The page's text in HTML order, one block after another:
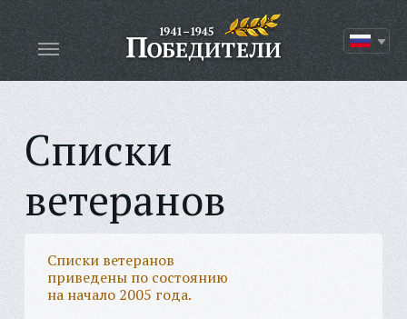
Списки
ветеранов
Списки ветеранов
приведены по состоянию
на начало 2005 года.